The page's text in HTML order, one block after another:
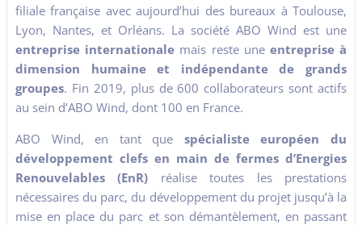
filiale française avec aujourd’hui des bureaux à Toulouse,
Lyon, Nantes, et Orléans. La société ABO Wind est une
entreprise internationale mais reste une entreprise à
dimension humaine et indépendante de grands
groupes. Fin 2019, plus de 600 collaborateurs sont actifs
au sein d’ABO Wind, dont 100 en France.
ABO Wind, en tant que spécialiste européen du
développement clefs en main de fermes d’Energies
Renouvelables (EnR) réalise toutes les prestations
nécessaires du parc, du développement du projet jusqu’à la
mise en place du parc et son démantèlement, en passant